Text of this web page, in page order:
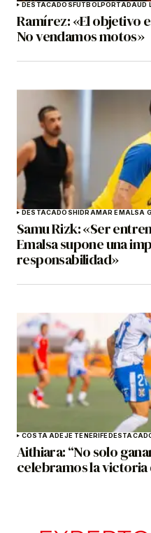
DESTACADOSFÚTBOLPORTADAUD
Ramírez: «El objetivo
No vendamos motos»
DESTACADOSHIDRAMAR EMALSA
Samu Rizk: «Ser
Emalsa supone una
responsabilidad»
COSTA ADEJE TENERIFE
Aithiara: “No solo
celebramos la victoria